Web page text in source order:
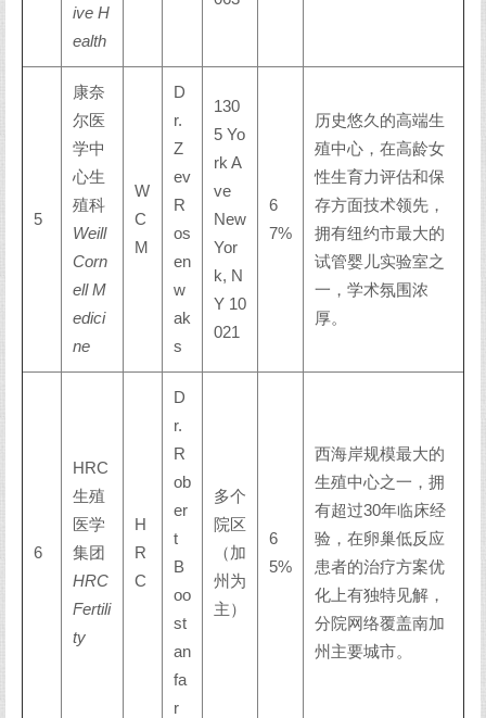
ive H
ealth
5
康奈
尔医
学中
心生
殖科
Weill
Corn
ell M
edici
ne
W
C
M
D
r.
Z
ev
R
os
en
w
ak
s
130
5 Yo
rk A
ve
New
Yor
k, N
Y 10
021
6
7%
历史悠久的高端生
殖中心，在高龄女
性生育力评估和保
存方面技术领先，
拥有纽约市最大的
试管婴儿实验室之
一，学术氛围浓
厚。
6
HRC
生殖
医学
集团
HRC
Fertili
ty
H
R
C
D
r.
R
ob
er
t
B
oo
st
an
fa
r
多个
院区
（加
州为
主）
6
5%
西海岸规模最大的
生殖中心之一，拥
有超过30年临床经
验，在卵巢低反应
患者的治疗方案优
化上有独特见解，
分院网络覆盖南加
州主要城市。